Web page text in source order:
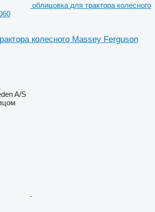
облицовка для трактора колесного
колесного Massey Ferguson
A/S